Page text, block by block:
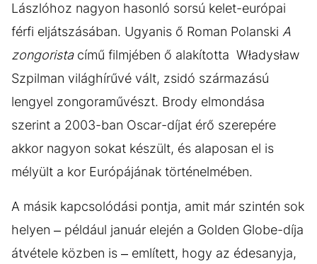
Lászlóhoz nagyon hasonló sorsú kelet-európai
férfi eljátszásában. Ugyanis ő Roman Polanski A
zongoristacímű filmjében ő alakította Władysław
Szpilman világhírűvé vált, zsidó származású
lengyel zongoraművészt. Brody elmondása
szerint a 2003-ban Oscar-díjat érő szerepére
akkor nagyon sokat készült, és alaposan el is
mélyült a kor Európájának történelmében.
A másik kapcsolódási pontja, amit már szintén sok
helyen – például január elején a Golden Globe-díja
átvétele közben is – említett, hogy az édesanyja,